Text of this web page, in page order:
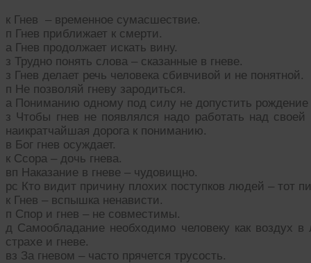
к Гнев – временное сумасшествие.
п Гнев приближает к смерти.
а Гнев продолжает искать вину.
з Трудно понять слова – сказанные в гневе.
з Гнев делает речь человека сбивчивой и не понятной.
п Не позволяй гневу зародиться.
а Пониманию одному под силу не допустить рождение
з Чтобы гнев не появлялся надо работать над
наикратчайшая дорога к пониманию.
в Бог гнев осуждает.
к Ссора – дочь гнева.
вп Наказание в гневе – чудовищно.
рс Кто видит причину плохих поступков людей – тот
к Гнев – вспышка ненависти.
п Спор и гнев – не совместимы.
д Самообладание необходимо человеку как воздух
страхе и гневе.
вз За гневом – часто прячется трусость.